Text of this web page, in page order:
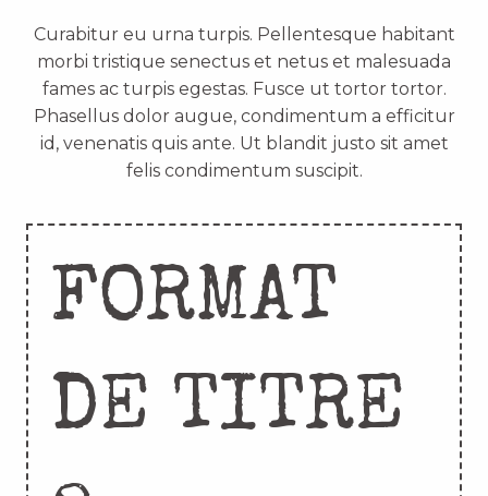
Curabitur eu urna turpis. Pellentesque habitant
morbi tristique senectus et netus et malesuada
fames ac turpis egestas. Fusce ut tortor tortor.
Phasellus dolor augue, condimentum a efficitur
id, venenatis quis ante. Ut blandit justo sit amet
felis condimentum suscipit.
FORMAT
DE TITRE